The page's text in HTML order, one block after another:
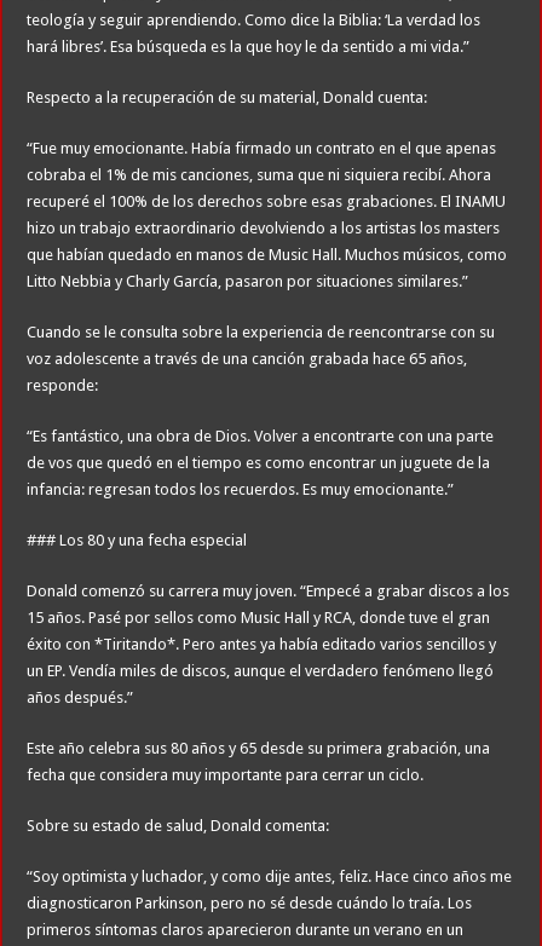
teología y seguir aprendiendo. Como dice la Biblia: ‘La verdad los
hará libres’. Esa búsqueda es la que hoy le da sentido a mi vida.”
Respecto a la recuperación de su material, Donald cuenta:
“Fue muy emocionante. Había firmado un contrato en el que apenas
cobraba el 1% de mis canciones, suma que ni siquiera recibí. Ahora
recuperé el 100% de los derechos sobre esas grabaciones. El INAMU
hizo un trabajo extraordinario devolviendo a los artistas los masters
que habían quedado en manos de Music Hall. Muchos músicos, como
Litto Nebbia y Charly García, pasaron por situaciones similares.”
Cuando se le consulta sobre la experiencia de reencontrarse con su
voz adolescente a través de una canción grabada hace 65 años,
responde:
“Es fantástico, una obra de Dios. Volver a encontrarte con una parte
de vos que quedó en el tiempo es como encontrar un juguete de la
infancia: regresan todos los recuerdos. Es muy emocionante.”
### Los 80 y una fecha especial
Donald comenzó su carrera muy joven. “Empecé a grabar discos a los
15 años. Pasé por sellos como Music Hall y RCA, donde tuve el gran
éxito con *Tiritando*. Pero antes ya había editado varios sencillos y
un EP. Vendía miles de discos, aunque el verdadero fenómeno llegó
años después.”
Este año celebra sus 80 años y 65 desde su primera grabación, una
fecha que considera muy importante para cerrar un ciclo.
Sobre su estado de salud, Donald comenta:
“Soy optimista y luchador, y como dije antes, feliz. Hace cinco años me
diagnosticaron Parkinson, pero no sé desde cuándo lo traía. Los
primeros síntomas claros aparecieron durante un verano en un